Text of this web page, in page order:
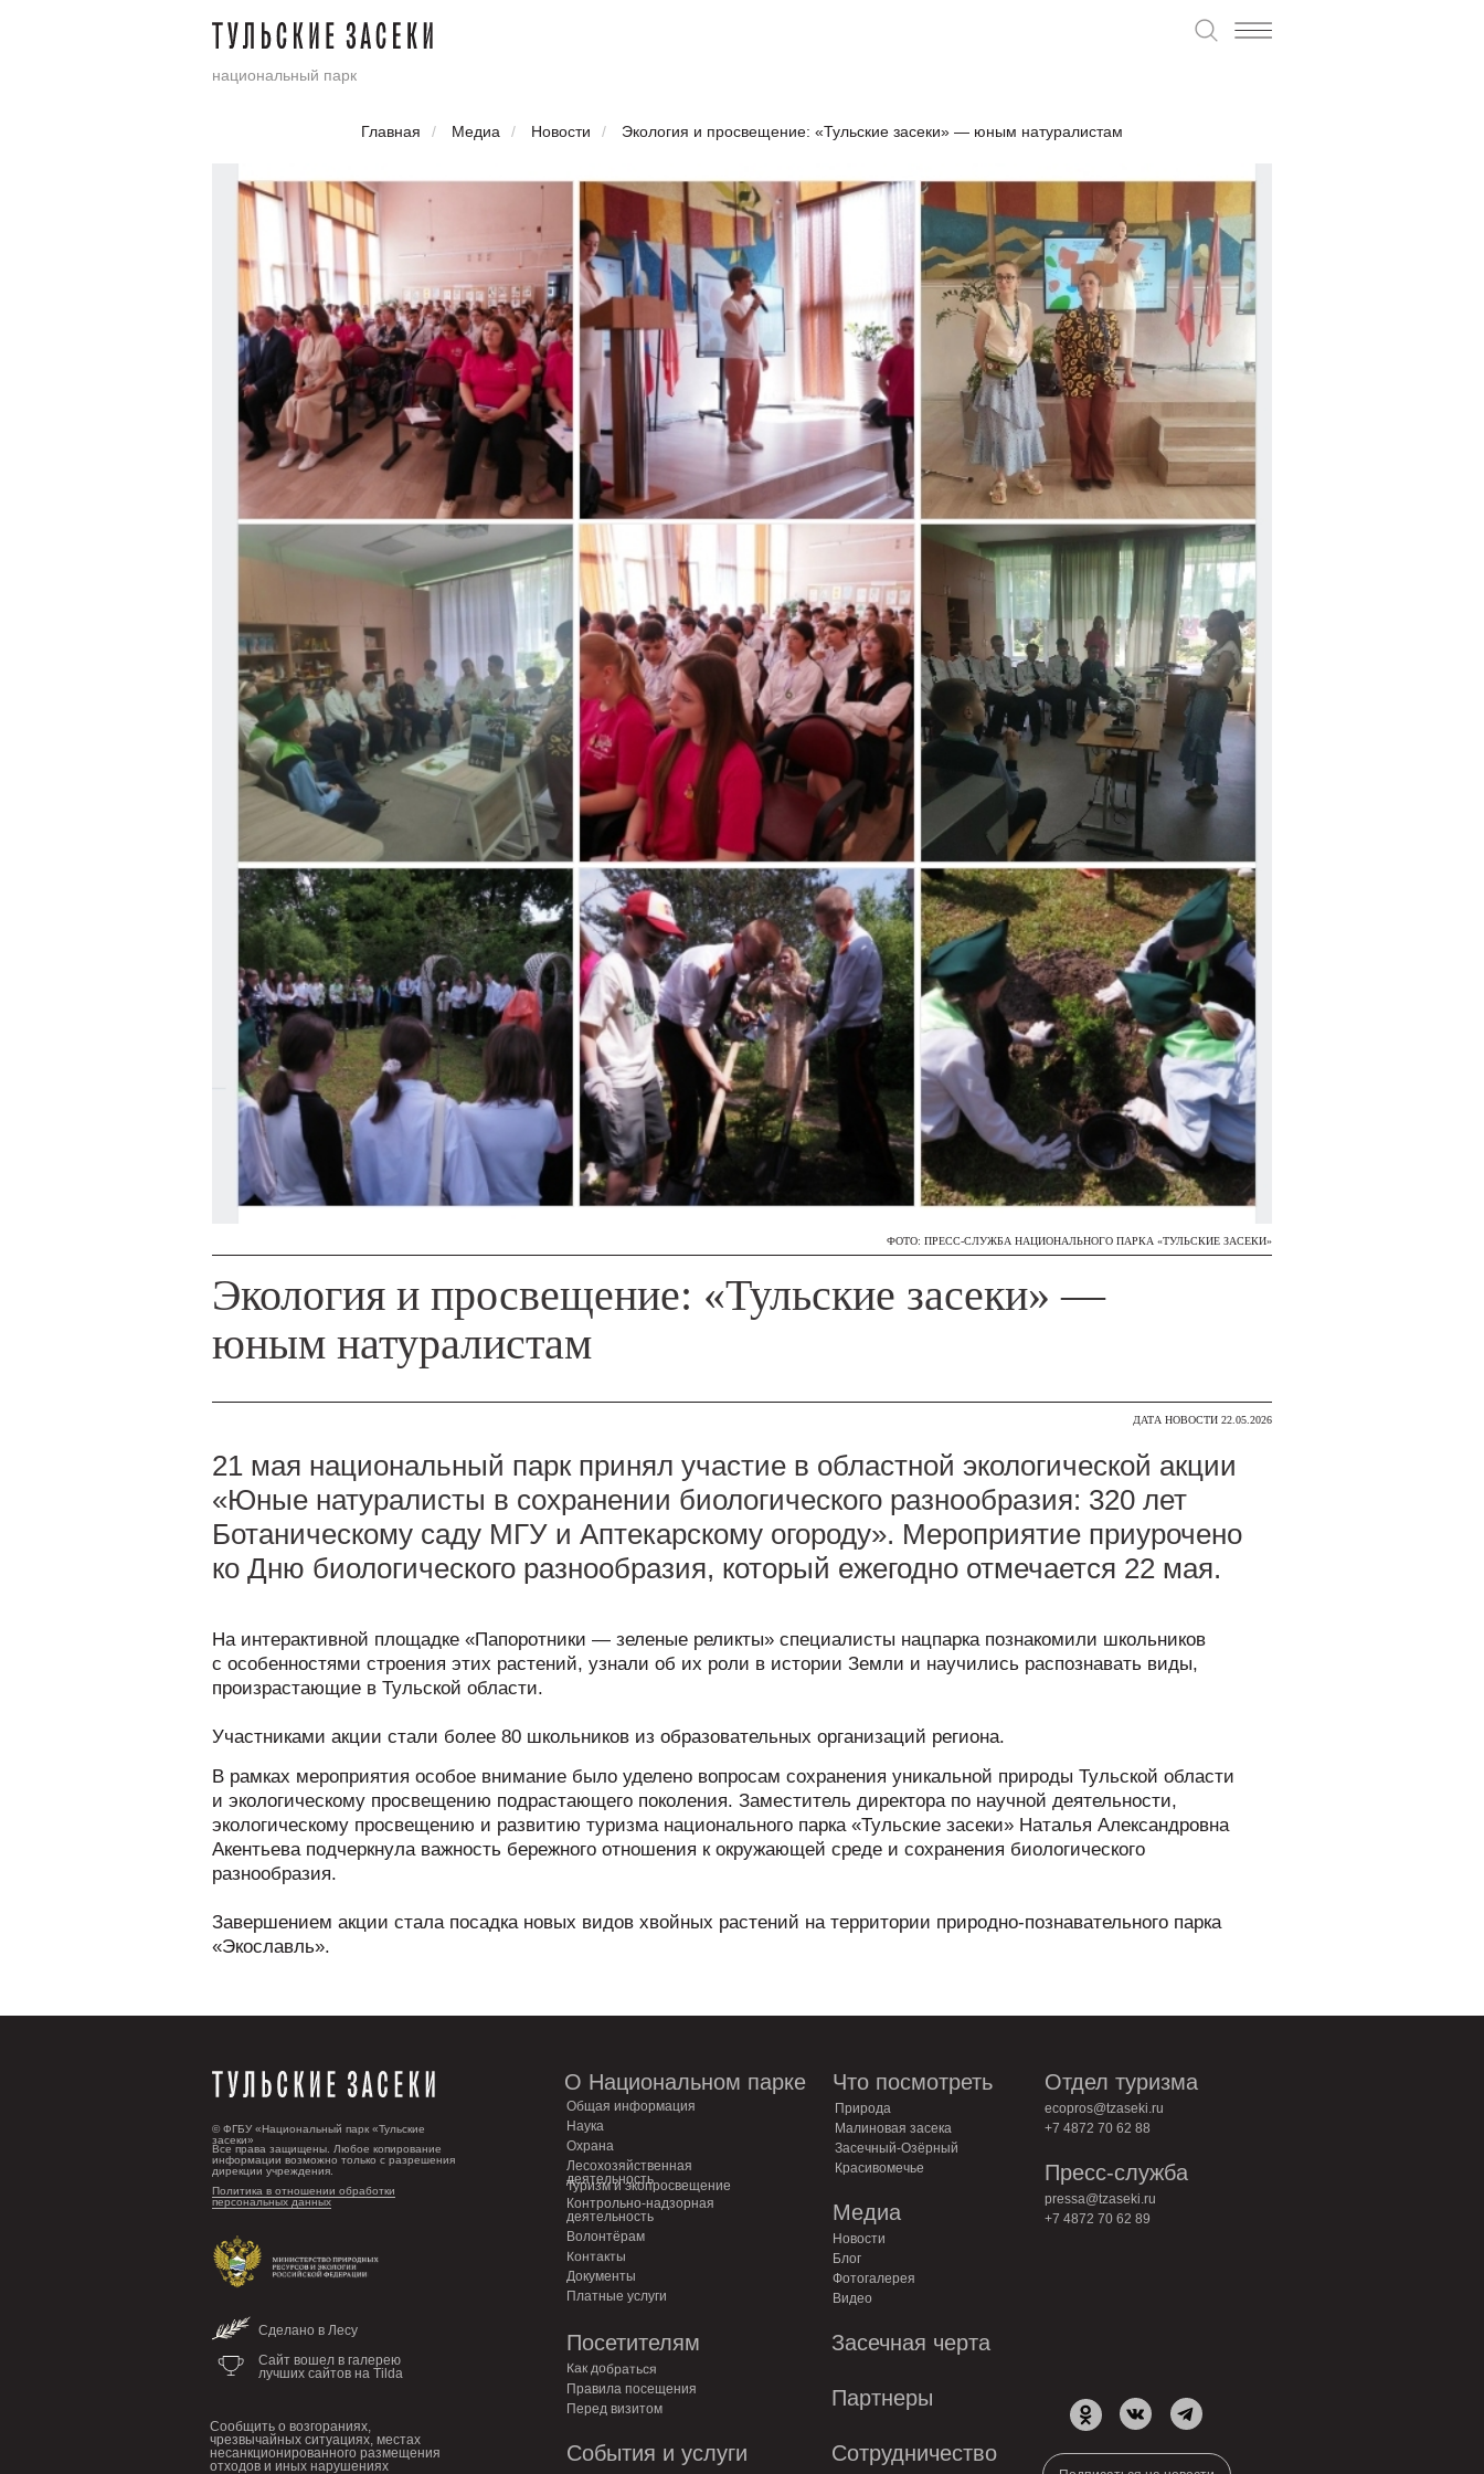
национальный парк
Главная / Медиа / Новости / Экология и просвещение: «Тульские засеки» — юным натуралистам
ФОТО: ПРЕСС-СЛУЖБА НАЦИОНАЛЬНОГО ПАРКА «ТУЛЬСКИЕ ЗАСЕКИ»
Экология и просвещение: «Тульские засеки» —
юным натуралистам
ДАТА НОВОСТИ 22.05.2026
21 мая национальный парк принял участие в областной экологической акции
«Юные натуралисты в сохранении биологического разнообразия: 320 лет
Ботаническому саду МГУ и Аптекарскому огороду». Мероприятие приурочено
ко Дню биологического разнообразия, который ежегодно отмечается 22 мая.
На интерактивной площадке «Папоротники — зеленые реликты» специалисты нацпарка познакомили школьников
с особенностями строения этих растений, узнали об их роли в истории Земли и научились распознавать виды,
произрастающие в Тульской области.
Участниками акции стали более 80 школьников из образовательных организаций региона.
В рамках мероприятия особое внимание было уделено вопросам сохранения уникальной природы Тульской области
и экологическому просвещению подрастающего поколения. Заместитель директора по научной деятельности,
экологическому просвещению и развитию туризма национального парка «Тульские засеки» Наталья Александровна
Акентьева подчеркнула важность бережного отношения к окружающей среде и сохранения биологического
разнообразия.
Завершением акции стала посадка новых видов хвойных растений на территории природно-познавательного парка
«Экославль».
Волонтёрам
Контакты
Документы
Платные услуги
Перед визитом
Правила посещения
Как добраться
Засечная черта
О Национальном парке
© ФГБУ «Национальный парк «Тульские
засеки»
Все права защищены. Любое копирование
информации возможно только с разрешения
дирекции учреждения.
Политика в отношении обработки
персональных данных
Сообщить о возгораниях,
чрезвычайных ситуациях, местах
несанкционированного размещения
отходов и иных нарушениях
Общая информация
Наука
Охрана
Лесохозяйственная
деятельность
Туризм и экопросвещение
Контрольно-надзорная
деятельность
События и услуги
Красивомечье
Засечный-Озёрный
Малиновая засека
Природа
Что посмотреть
Партнеры
Сотрудничество
Посетителям
Новости
Блог
Фотогалерея
Видео
Медиа
+7 4872 70 62 88
ecopros@tzaseki.ru
Отдел туризма
Пресс-служба
+7 4872 70 62 89
pressa@tzaseki.ru
Сделано в Лесу
Сайт вошел в галерею
лучших сайтов на Tilda